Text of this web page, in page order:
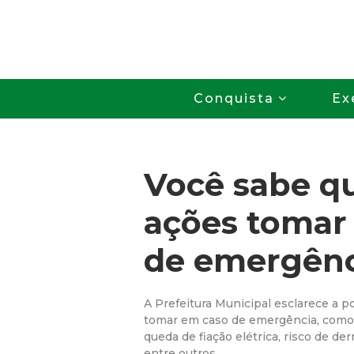
Conquista
Você sabe
ações
de
A Prefeitura Municipal esclarece a
tomar em caso de emergência,
queda de fiação elétrica, risco de